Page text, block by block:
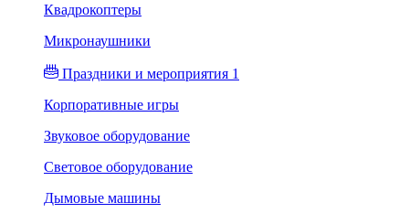
Квадрокоптеры
Микронаушники
Праздники и мероприятия 1
Корпоративные игры
Звуковое оборудование
Световое оборудование
Дымовые машины